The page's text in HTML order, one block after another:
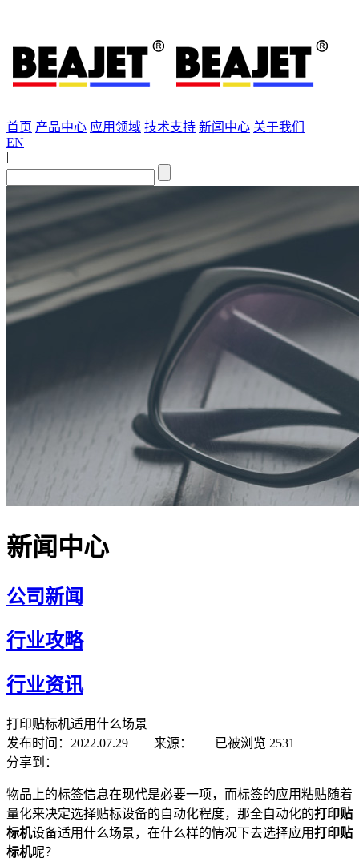
首页 产品中心 应用领域 技术支持 新闻中心 关于我们
EN
|
新闻中心
公司新闻
行业攻略
行业资讯
打印贴标机适用什么场景
发布时间：2022.07.29 来源：
已被浏览 2531
分享到：
物品上的标签信息在现代是必要一项，而标签的应用粘贴随着
量化来决定选择贴标设备的自动化程度，那全自动化的打印贴
标机设备适用什么场景，在什么样的情况下去选择应用打印贴
标机呢？